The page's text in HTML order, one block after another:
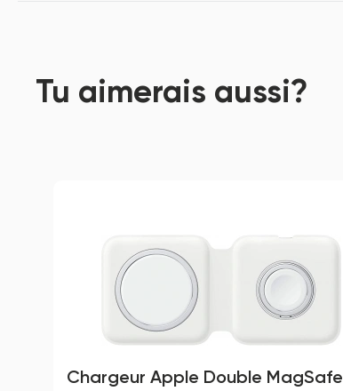
Tu aimerais aussi?
Chargeur Apple Double MagSafe